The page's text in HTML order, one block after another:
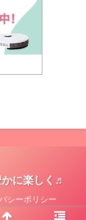
に楽しく♬
シーポリシー